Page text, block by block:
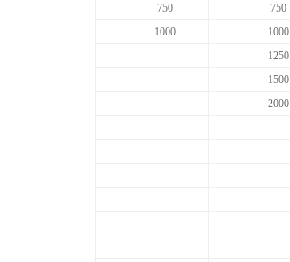
750
750
1000
1000
1250
1500
2000